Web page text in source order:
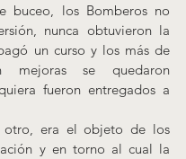
buceo, los Bomberos no
nunca obtuvieron la
un curso y los más de
mejoras se quedaron
fueron entregados a
otro, era el objeto de los
y en torno al cual la